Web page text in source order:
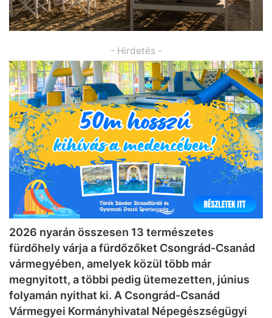
- Hirdetés -
2026 nyarán összesen 13 természetes
fürdőhely várja a fürdőzőket Csongrád-Csanád
vármegyében, amelyek közül több már
megnyitott, a többi pedig ütemezetten, június
folyamán nyithat ki. A Csongrád-Csanád
Vármegyei Kormányhivatal Népegészségügyi